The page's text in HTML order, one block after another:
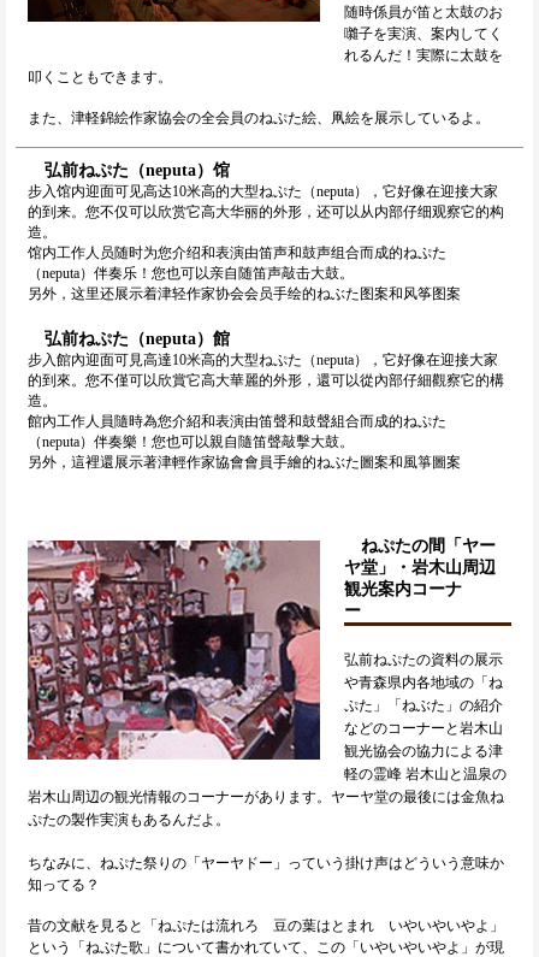
随時係員が笛と太鼓のお
囃子を実演、案内してく
れるんだ！実際に太鼓を
叩くこともできます。
また、津軽錦絵作家協会の全会員のねぷた絵、凧絵を展示しているよ。
弘前ねぷた（neputa）馆
步入馆内迎面可见高达10米高的大型ねぷた（neputa），它好像在迎接大家
的到来。您不仅可以欣赏它高大华丽的外形，还可以从内部仔细观察它的构
造。
馆内工作人员随时为您介绍和表演由笛声和鼓声组合而成的ねぷた
（neputa）伴奏乐！您也可以亲自随笛声敲击大鼓。
另外，这里还展示着津轻作家协会会员手绘的ねぶた图案和风筝图案
弘前ねぷた（neputa）館
步入館內迎面可見高達10米高的大型ねぷた（neputa），它好像在迎接大家
的到來。您不僅可以欣賞它高大華麗的外形，還可以從內部仔細觀察它的構
造。
館內工作人員隨時為您介紹和表演由笛聲和鼓聲組合而成的ねぷた
（neputa）伴奏樂！您也可以親自隨笛聲敲擊大鼓。
另外，這裡還展示著津輕作家協會會員手繪的ねぶた圖案和風箏圖案
ねぷたの間「ヤー
ヤ堂」・岩木山周辺
観光案内コーナ
ー
弘前ねぷたの資料の展示
や青森県内各地域の「ね
ぷた」「ねぶた」の紹介
などのコーナーと岩木山
観光協会の協力による津
軽の霊峰 岩木山と温泉の
岩木山周辺の観光情報のコーナーがあります。ヤーヤ堂の最後には金魚ね
ぷたの製作実演もあるんだよ。
ちなみに、ねぷた祭りの「ヤーヤドー」っていう掛け声はどういう意味か
知ってる？
昔の文献を見ると「ねぷたは流れろ 豆の葉はとまれ いやいやいやよ」
という「ねぷた歌」について書かれていて、この「いやいやいやよ」が現